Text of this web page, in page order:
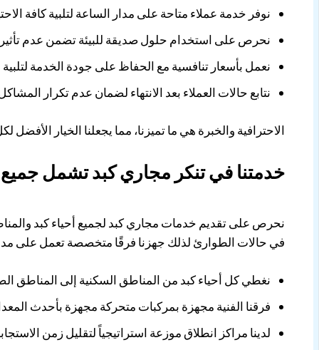
نوفر خدمة عملاء متاحة على مدار الساعة لتلبية كافة
نحرص على استخدام حلول صديقة للبيئة تضمن عدم تأثير
نعمل بأسعار تنافسية مع الحفاظ على جودة الخدمة
نتابع حالات العملاء بعد الانتهاء لضمان عدم تكرار
الاحترافية والخبرة هي ما تميزنا، مما يجعلنا الخيار
خدمتنا في تنكر مجاري كبد تشمل جميع
نحرص على تقديم خدمات مجاري كبد لجميع أحياء كبد
في حالات الطوارئ لذلك جهزنا فرقًا متخصصة تعمل على
نغطي كل أحياء كبد من المناطق السكنية إلى المناطق
فرقنا الفنية مجهزة بمركبات متحركة مجهزة بأحدث
لدينا مراكز انطلاق موزعة استراتيجياً لتقليل زمن